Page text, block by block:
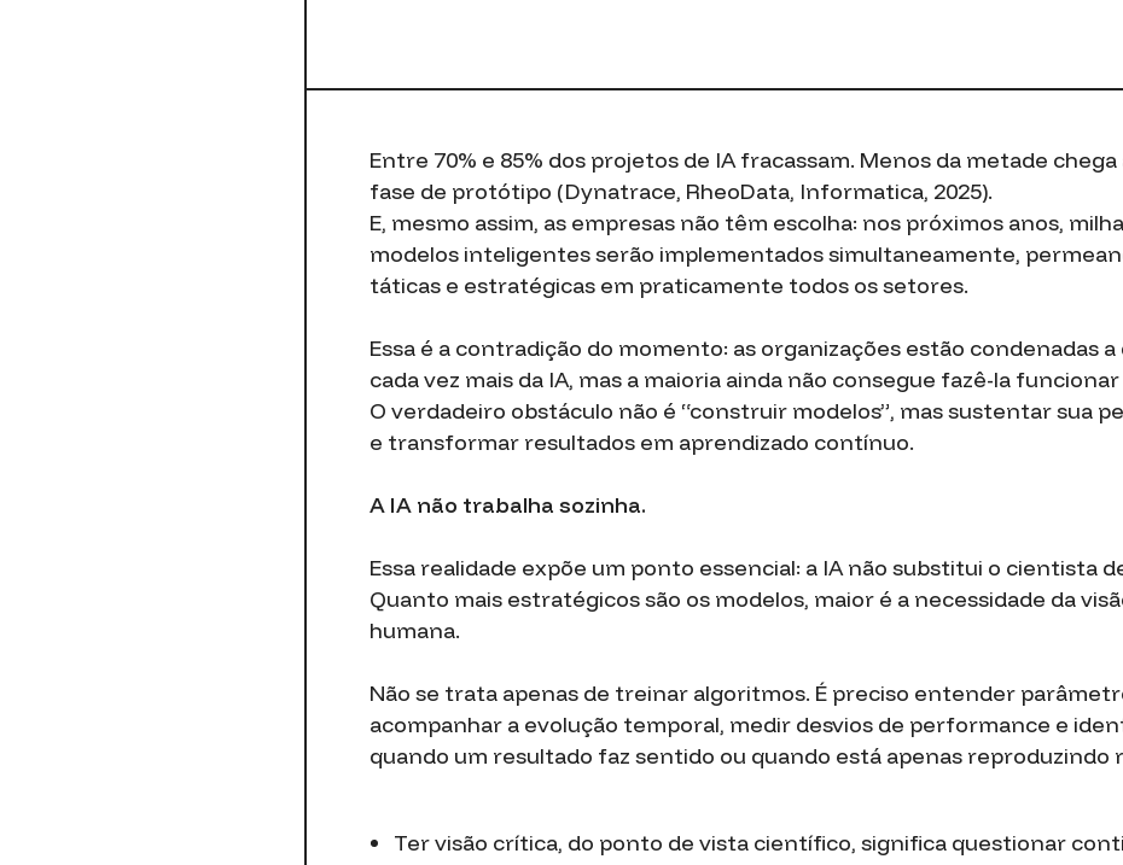
Entre 70% e 85% dos projetos de IA fracassam. Menos da metade chega
fase de protótipo (Dynatrace, RheoData, Informatica, 2025).
E, mesmo assim, as empresas não têm escolha: nos próximos anos,
modelos inteligentes serão implementados simultaneamente,
táticas e estratégicas em praticamente todos os setores.
Essa é a contradição do momento: as organizações estão condenadas
cada vez mais da IA, mas a maioria ainda não consegue fazê-la funcionar
O verdadeiro obstáculo não é “construir modelos”, mas sustentar sua
e transformar resultados em aprendizado contínuo.
A IA não trabalha sozinha.
Essa realidade expõe um ponto essencial: a IA não substitui o cientista
Quanto mais estratégicos são os modelos, maior é a necessidade da
humana.
Não se trata apenas de treinar algoritmos. É preciso entender
acompanhar a evolução temporal, medir desvios de performance e
quando um resultado faz sentido ou quando está apenas reproduzindo
Ter visão crítica, do ponto de vista científico, significa questionar